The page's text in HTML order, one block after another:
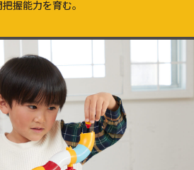
握能力を育む。